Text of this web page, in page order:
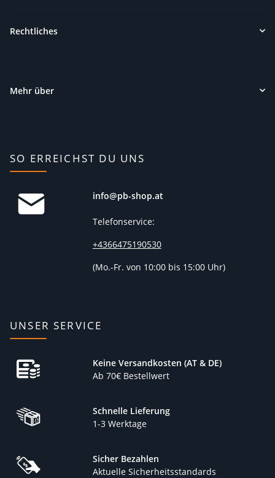
Rechtliches
Mehr über
SO ERREICHST DU UNS
info@pb-shop.at
Telefonservice:
+4366475190530
(Mo.-Fr. von 10:00 bis 15:00 Uhr)
UNSER SERVICE
Keine Versandkosten (AT & DE)
Ab 70€ Bestellwert
Schnelle Lieferung
1-3 Werktage
Sicher Bezahlen
Aktuelle Sicherheitsstandards